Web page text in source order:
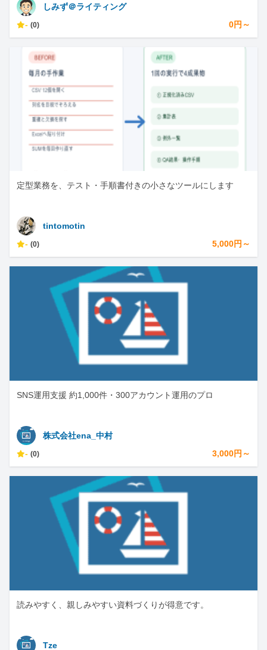
しみず＠ライティング
- (0) 0円～
定型業務を、テスト・手順書付きの小さなツールにします
tintomotin
- (0) 5,000円～
SNS運用支援 約1,000件・300アカウント運用のプロ
株式会社ena_中村
- (0) 3,000円～
読みやすく、親しみやすい資料づくりが得意です。
Tze